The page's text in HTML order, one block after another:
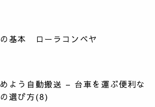
基本 ローラコンベヤ
よう自動搬送 – 台車を運ぶ便利な
選び方(8)